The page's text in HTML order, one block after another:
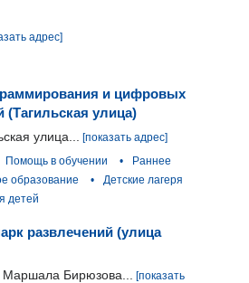
адрес]
и цифровых
(Тагильская улица)
улица...
[показать адрес]
Помощь в обучении •
Раннее
образование
•
Детские лагеря
детей
развлечений (улица
Маршала Бирюзова...
[показать